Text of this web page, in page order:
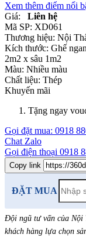
Xem thêm điểm nổi
Giá:
Liên hệ
Mã SP: XD061
Thương hiệu: Nội
Kích thước: Ghế
2m2 x sâu 1m2
Màu: Nhiều màu
Chất liệu: Thép
Khuyến mãi
Tặng ngay
Gọi đặt mua: 0918
Chat Zalo
Gọi điện thoại 0918
Copy link
ĐẶT MUA
Đội ngũ tư vấn của Nội
khách hàng lựa chọn